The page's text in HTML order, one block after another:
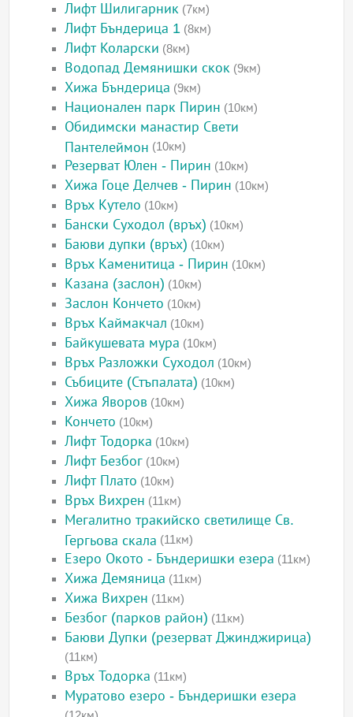
Лифт Шилигарник (7км)
Лифт Бъндерица 1 (8км)
Лифт Коларски (8км)
Водопад Демянишки скок (9км)
Хижа Бъндерица (9км)
Национален парк Пирин (10км)
Обидимски манастир Свети
Пантелеймон (10км)
Резерват Юлен - Пирин (10км)
Хижа Гоце Делчев - Пирин (10км)
Връх Кутело (10км)
Бански Суходол (връх) (10км)
Баюви дупки (връх) (10км)
Връх Каменитица - Пирин (10км)
Казана (заслон) (10км)
Заслон Кончето (10км)
Връх Каймакчал (10км)
Байкушевата мура (10км)
Връх Разложки Суходол (10км)
Събиците (Стъпалата) (10км)
Хижа Яворов (10км)
Кончето (10км)
Лифт Тодорка (10км)
Лифт Безбог (10км)
Лифт Плато (10км)
Връх Вихрен (11км)
Мегалитно тракийско светилище Св.
Гергьова скала (11км)
Езеро Окото - Бъндеришки езера (11км)
Хижа Демяница (11км)
Хижа Вихрен (11км)
Безбог (парков район) (11км)
Баюви Дупки (резерват Джинджирица)
(11км)
Връх Тодорка (11км)
Муратово езеро - Бъндеришки езера